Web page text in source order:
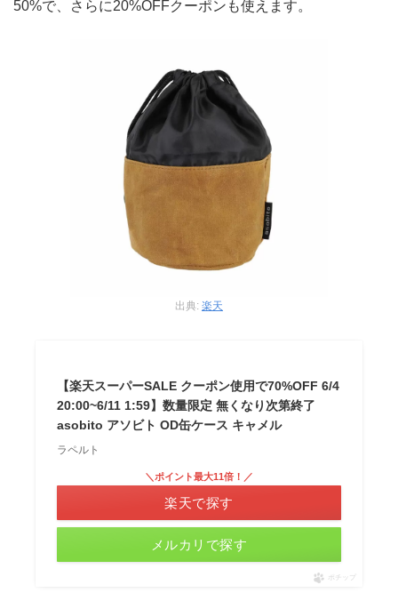
50%で、さらに20%OFFクーポンも使えます。
出典: 楽天
【楽天スーパーSALE クーポン使用で70%OFF 6/4
20:00~6/11 1:59】数量限定 無くなり次第終了
asobito アソビト OD缶ケース キャメル
ラペルト
＼ポイント最大11倍！／
楽天で探す
メルカリで探す
ポチップ